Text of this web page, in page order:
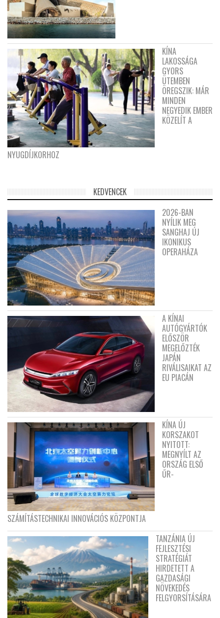
KÍNA
LAKOSSÁGA
GYORS
ÜTEMBEN
ÖREGSZIK: MÁR
MINDEN
NEGYEDIK EMBER
KÖZELÍT A
NYUGDÍJKORHOZ
KEDVENCEK
2026-BAN
NYÍLIK MEG
SANGHAJ ÚJ
IKONIKUS
OPERAHÁZA
A KÍNAI
AUTÓGYÁRTÓK
ELŐSZÖR
MEGELŐZTÉK
JAPÁN
RIVÁLISAIKAT AZ
EU PIACÁN
KÍNA ÚJ
KORSZAKOT
NYITOTT:
MEGNYÍLT AZ
ORSZÁG ELSŐ
ŰR-
SZÁMÍTÁSTECHNIKAI INNOVÁCIÓS KÖZPONTJA
TANZÁNIA ÚJ
FEJLESZTÉSI
STRATÉGIÁT
HIRDETETT A
GAZDASÁGI
NÖVEKEDÉS
FELGYORSÍTÁSÁRA